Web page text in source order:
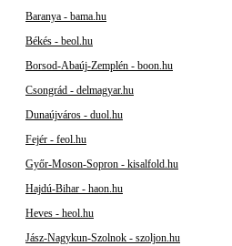
Baranya - bama.hu
Békés - beol.hu
Borsod-Abaúj-Zemplén - boon.hu
Csongrád - delmagyar.hu
Dunaújváros - duol.hu
Fejér - feol.hu
Győr-Moson-Sopron - kisalfold.hu
Hajdú-Bihar - haon.hu
Heves - heol.hu
Jász-Nagykun-Szolnok - szoljon.hu